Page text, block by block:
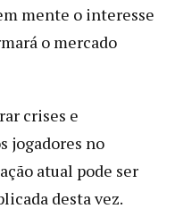
mente o interesse
o mercado
crises e
jogadores no
atual pode ser
desta vez.